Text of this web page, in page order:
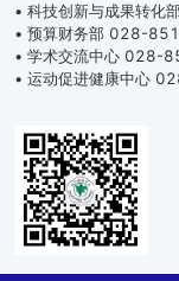
• 科技创新与成果转
• 预算财务部 028-
• 学术交流中心 028-
• 运动促进健康中心